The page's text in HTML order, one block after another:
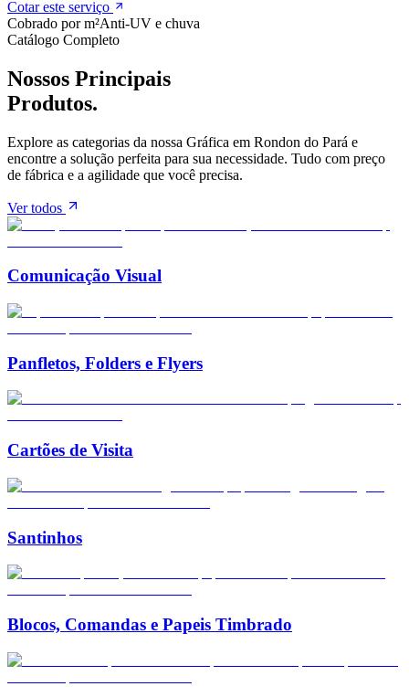
Cotar este serviço
Cobrado por m²Anti-UV e chuva
Catálogo Completo
Nossos Principais
Produtos.
Explore as categorias da nossa Gráfica em Rondon do Pará e
encontre a solução perfeita para sua necessidade. Tudo com preço
de fábrica e a agilidade que você precisa.
Ver todos
Comunicação Visual
Panfletos, Folders e Flyers
Cartões de Visita
Santinhos
Blocos, Comandas e Papeis Timbrado